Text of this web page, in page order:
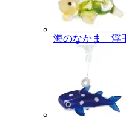
海のなかま 浮